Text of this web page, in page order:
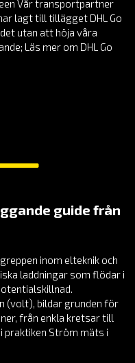
Vår transportpartner
lagt till tillägget DHL Go
utan att höja våra
Läs mer om DHL Go
guide från
inom elteknik och
laddningar som flödar i
(volt), bildar grunden för
från enkla kretsar till
praktiken Ström mäts i